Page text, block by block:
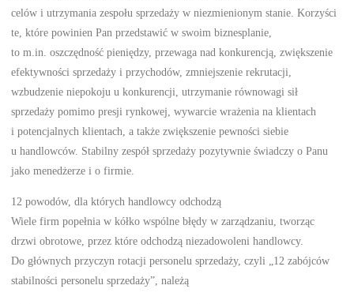
celów i utrzymania zespołu sprzedaży w niezmienionym stanie. Korzyści
te, które powinien Pan przedstawić w swoim biznesplanie,
to m.in. oszczędność pieniędzy, przewaga nad konkurencją, zwiększenie
efektywności sprzedaży i przychodów, zmniejszenie rekrutacji,
wzbudzenie niepokoju u konkurencji, utrzymanie równowagi sił
sprzedaży pomimo presji rynkowej, wywarcie wrażenia na klientach
i potencjalnych klientach, a także zwiększenie pewności siebie
u handlowców. Stabilny zespół sprzedaży pozytywnie świadczy o Panu
jako menedżerze i o firmie.
12 powodów, dla których handlowcy odchodzą
Wiele firm popełnia w kółko wspólne błędy w zarządzaniu, tworząc
drzwi obrotowe, przez które odchodzą niezadowoleni handlowcy.
Do głównych przyczyn rotacji personelu sprzedaży, czyli „12 zabójców
stabilności personelu sprzedaży”, należą